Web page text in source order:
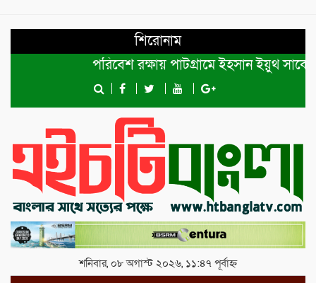
শিরোনাম
পরিবেশ রক্ষায় পাটগ্রামে ইহসান ইয়ুথ সার্কেলের
শনিবার, ০৮ অগাস্ট ২০২৬, ১১:৪৭ পূর্বাহ্ন